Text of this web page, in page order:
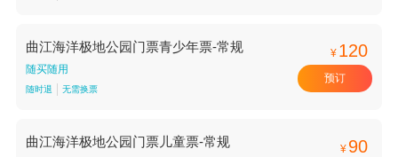
曲江海洋极地公园门票青少年票-常规
随买随用
随时退 无需换票
¥ 120
预订
曲江海洋极地公园门票儿童票-常规 ¥ 90